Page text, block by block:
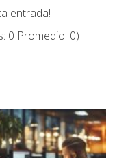
entrada!
0 Promedio: 0)